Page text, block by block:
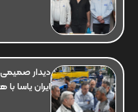
دیدار
ایران یاسا